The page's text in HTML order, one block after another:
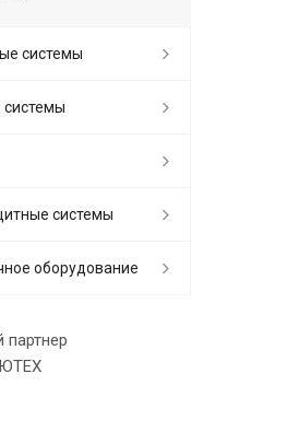
системы
системы
системы
оборудование